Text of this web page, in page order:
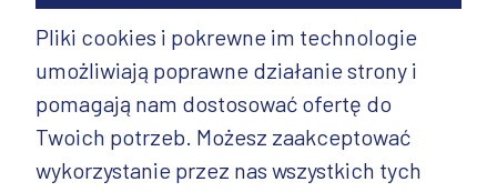
INFORMACJE
PRODUKTY CD.
Pliki cookies i pokrewne im technologie
umożliwiają poprawne działanie strony i
pomagają nam dostosować ofertę do
Twoich potrzeb. Możesz zaakceptować
wykorzystanie przez nas wszystkich tych